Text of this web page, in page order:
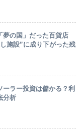
夢の国」だった百貨店
施設”に成り下がった残
ーラー投資は儲かる？利
分析